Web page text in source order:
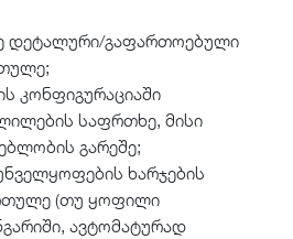
დეტალური/გაფართოებული
კონფიგურაციაში
საფრთხე, მისი
გარეშე;
ხარჯების
(თუ ყოფილი
ავტომატურად